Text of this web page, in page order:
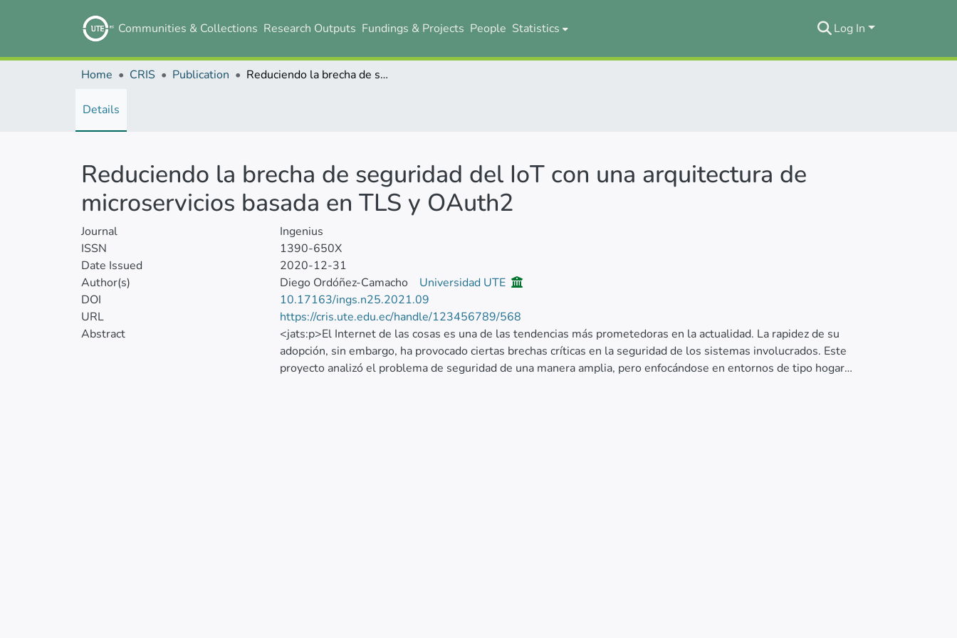
Communities & Collections Research Outputs Fundings & Projects People Statistics Log In
Home CRIS Publication Reduciendo la brecha de seguridad del IoT con una arquitectura de microservicios basada en TLS y OAuth2
Details
Reduciendo la brecha de seguridad del IoT con una arquitectura de
microservicios basada en TLS y OAuth2
Journal
Ingenius
ISSN
1390-650X
Date Issued
2020-12-31
Author(s)
Diego Ordóñez-Camacho
Universidad UTE
DOI
10.17163/ings.n25.2021.09
URL
https://cris.ute.edu.ec/handle/123456789/568
Abstract
<jats:p>El Internet de las cosas es una de las tendencias más prometedoras en la actualidad. La rapidez de su
adopción, sin embargo, ha provocado ciertas brechas críticas en la seguridad de los sistemas involucrados. Este
proyecto analizó el problema de seguridad de una manera amplia, pero enfocándose en entornos de tipo hogar